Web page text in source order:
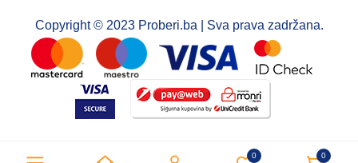
0 0
Copyright © 2023 Proberi.ba | Sva prava zadržana.